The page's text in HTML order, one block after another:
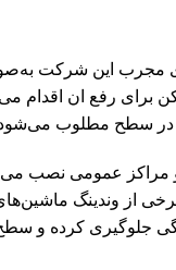
دوره‌ای و پشتیبانی فنی ۲۴ ساعته است. تیم‌های مجرب این
برای رفع ان اقدام
در سطح مطلوب
و مراکز عمومی نصب
از وندینگ
جلوگیری کرده و